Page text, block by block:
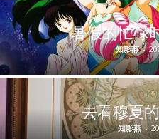
暑假的忙碌
知影燕 -
去看穆夏
知影燕 -